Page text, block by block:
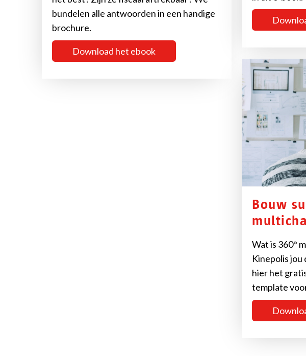
bundelen alle antwoorden in een handige
brochure.
Download het ebook
Bouw
Wat is 360°
Kinepolis jou
hier het
template